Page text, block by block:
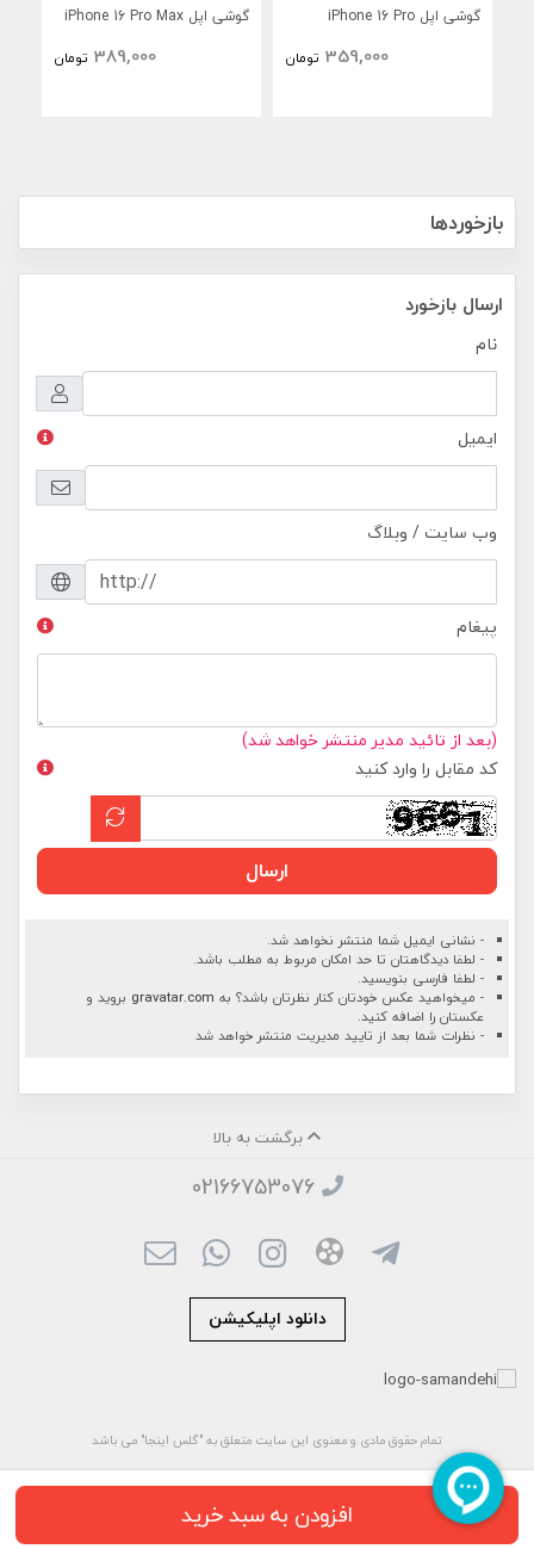
افزودن به سبد خرید
گوشی اپل iPhone 16 Pro
359,000 تومان
گوشی اپل iPhone 16 Pro Max
389,000 تومان
بازخوردها
ارسال بازخورد
نام
ایمیل
وب سایت / وبلاگ
پیغام
(بعد از تائید مدیر منتشر خواهد شد)
کد مقابل را وارد کنید
ارسال
- نشانی ایمیل شما منتشر نخواهد شد.
- لطفا دیدگاهتان تا حد امکان مربوط به مطلب باشد.
- لطفا فارسی بنویسید.
- میخواهید عکس خودتان کنار نظرتان باشد؟ به gravatar.com بروید و
عکستان را اضافه کنید.
- نظرات شما بعد از تایید مدیریت منتشر خواهد شد
برگشت به بالا
02166753076
دانلود اپلیکیشن
تمام حقوق مادی و معنوی این سایت متعلق به "گلس اینجا" می باشد